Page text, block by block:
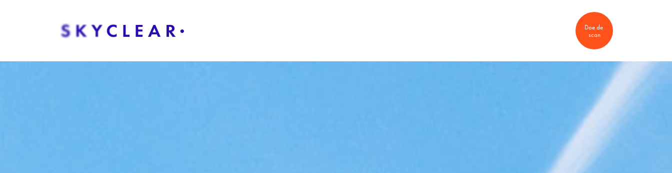
Doe de
scan